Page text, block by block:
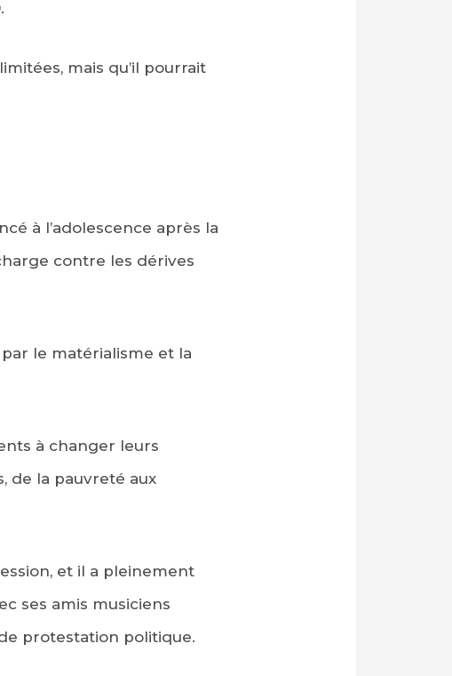
mais qu’il pourrait
à l’adolescence après la
contre les dérives
le matérialisme et la
à changer leurs
de la pauvreté aux
et il a pleinement
ses amis musiciens
protestation politique.